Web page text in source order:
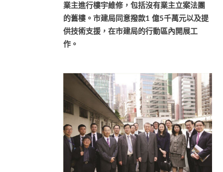
業主進行樓宇維修，包括沒有業主立案法團
的舊樓。市建局同意撥款1 億5千萬元以及提
供技術支援，在市建局的行動區內開展工
作。